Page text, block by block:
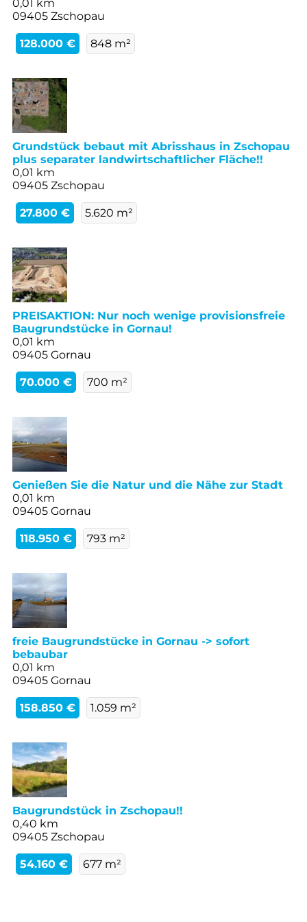
0,01 km
09405 Zschopau
128.000 € 848 m²
Grundstück bebaut mit Abrisshaus in Zschopau
plus separater landwirtschaftlicher Fläche!!
0,01 km
09405 Zschopau
27.800 € 5.620 m²
PREISAKTION: Nur noch wenige provisionsfreie
Baugrundstücke in Gornau!
0,01 km
09405 Gornau
70.000 € 700 m²
Genießen Sie die Natur und die Nähe zur Stadt
0,01 km
09405 Gornau
118.950 € 793 m²
freie Baugrundstücke in Gornau -> sofort
bebaubar
0,01 km
09405 Gornau
158.850 € 1.059 m²
Baugrundstück in Zschopau!!
0,40 km
09405 Zschopau
54.160 € 677 m²